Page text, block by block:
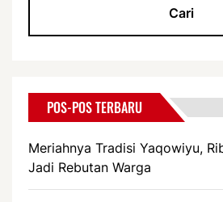
POS-POS TERBARU
Meriahnya Tradisi Yaqowiyu,
Jadi Rebutan Warga